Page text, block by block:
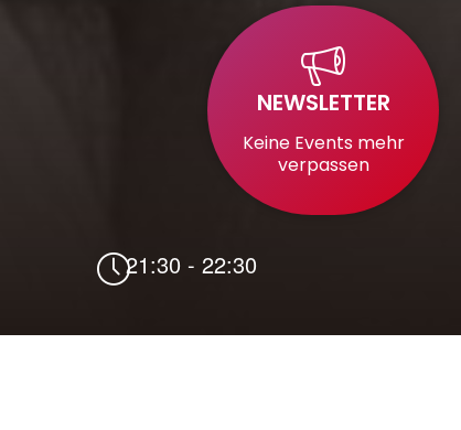
NEWSLETTER
Keine Events mehr
verpassen
21:30 - 22:30